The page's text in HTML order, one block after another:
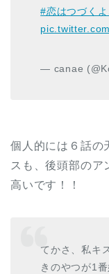
#恋はつづく
— canae
個人的には６話の
スも、後頭部のア
高いです！！
てかさ、私キ
きのやつが1